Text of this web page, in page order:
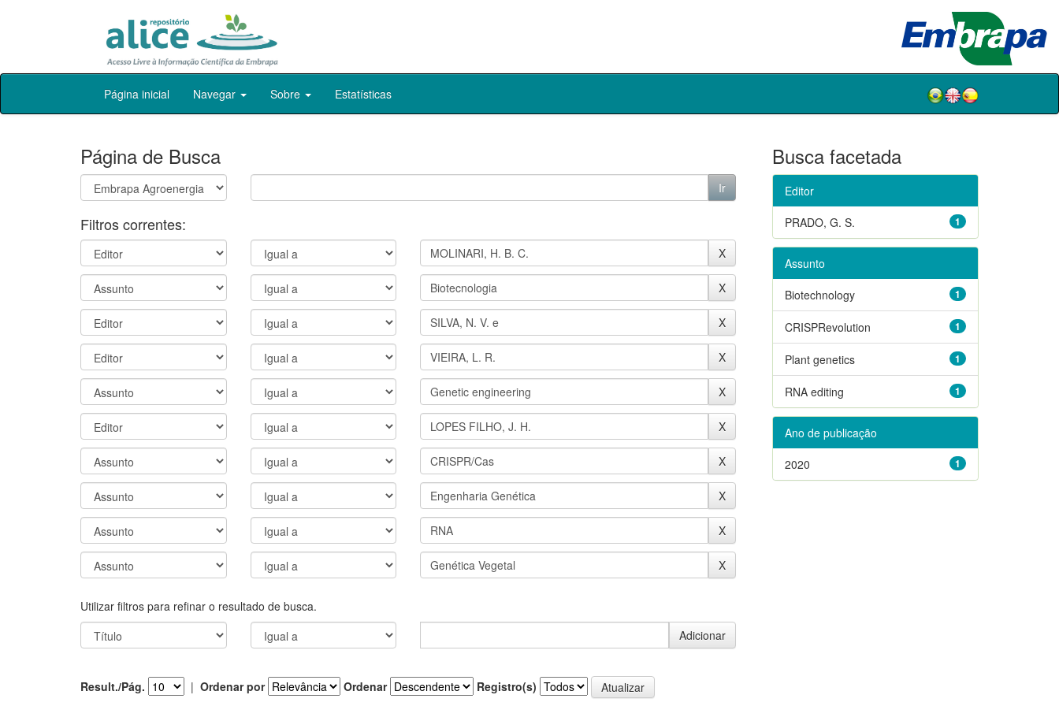
Skip
Página inicial Navegar Sobre Estatísticas
Página de Busca
Filtros correntes:
Utilizar filtros para refinar o resultado de busca.
Result./Pág. | Ordenar por Ordenar Registro(s)
Busca facetada
Editor
1
PRADO, G. S.
Assunto
1
Biotechnology
1
CRISPRevolution
1
Plant genetics
1
RNA editing
Ano de publicação
1
2020